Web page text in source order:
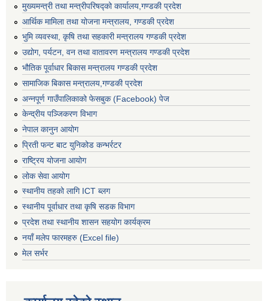
मुख्यमन्त्री तथा मन्त्रीपरिषद्को कार्यालय,गण्डकी प्रदेश
आर्थिक मामिला तथा योजना मन्त्रालय, गण्डकी प्रदेश
भुमि व्यवस्था, कृषि तथा सहकारी मन्त्रालय गण्डकी प्रदेश
उद्योग, पर्यटन, वन तथा वातावरण मन्त्रालय गण्डकी प्रदेश
भौतिक पूर्वाधार बिकास मन्त्रालय गण्डकी प्रदेश
सामाजिक बिकास मन्त्रालय,गण्डकी प्रदेश
अन्नपूर्ण गाउँपालिकाको फेसबुक (Facebook) पेज
केन्द्रीय पञ्जिकरण विभाग
नेपाल कानुन आयोग
प्रिती फन्ट बाट युनिकोड कन्भर्रटर
राष्ट्रिय योजना आयोग
लोक सेवा आयोग
स्थानीय तहको लागि ICT ब्लग
स्थानीय पूर्वाधार तथा कृषि सडक विभाग
प्रदेश तथा स्थानीय शासन सहयोग कार्यक्रम
नयाँ मलेप फारमहरु (Excel file)
मेल सर्भर